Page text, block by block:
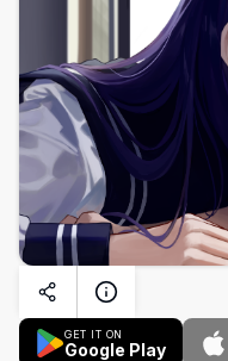
GET IT ON
Google Play